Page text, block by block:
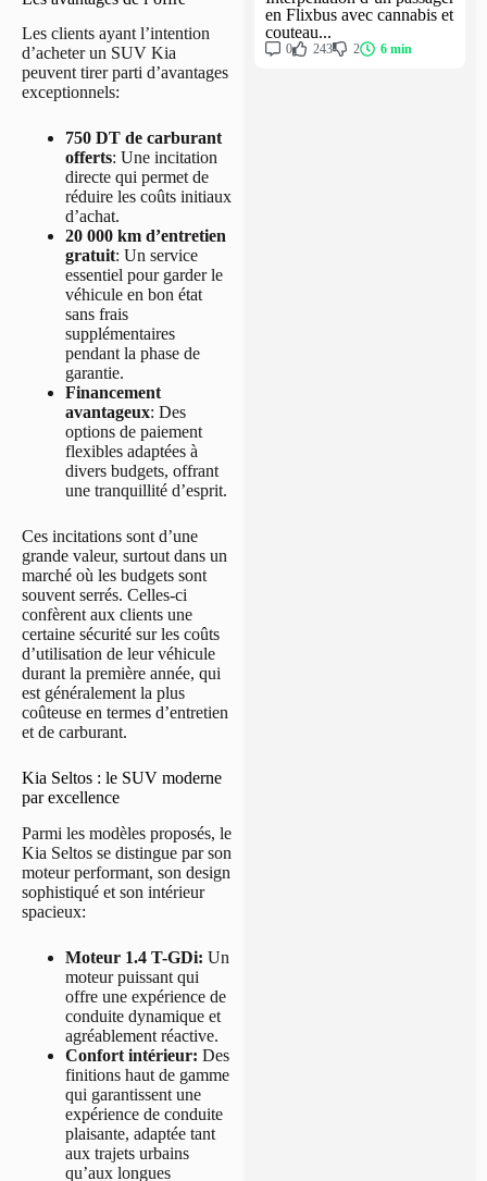
Les clients ayant l’intention
d’acheter un SUV Kia
peuvent tirer parti d’avantages
exceptionnels:
750 DT de carburant
offerts: Une incitation
directe qui permet de
réduire les coûts initiaux
d’achat.
20 000 km d’entretien
gratuit: Un service
essentiel pour garder le
véhicule en bon état
sans frais
supplémentaires
pendant la phase de
garantie.
Financement
avantageux: Des
options de paiement
flexibles adaptées à
divers budgets, offrant
une tranquillité d’esprit.
Ces incitations sont d’une
grande valeur, surtout dans un
marché où les budgets sont
souvent serrés. Celles-ci
confèrent aux clients une
certaine sécurité sur les coûts
d’utilisation de leur véhicule
durant la première année, qui
est généralement la plus
coûteuse en termes d’entretien
et de carburant.
Kia Seltos : le SUV moderne
par excellence
Parmi les modèles proposés, le
Kia Seltos se distingue par son
moteur performant, son design
sophistiqué et son intérieur
spacieux:
Moteur 1.4 T-GDi: Un
moteur puissant qui
offre une expérience de
conduite dynamique et
agréablement réactive.
Confort intérieur: Des
finitions haut de gamme
qui garantissent une
expérience de conduite
plaisante, adaptée tant
aux trajets urbains
qu’aux longues
en Flixbus avec cannabis et
couteau...
0 243 2 6 min